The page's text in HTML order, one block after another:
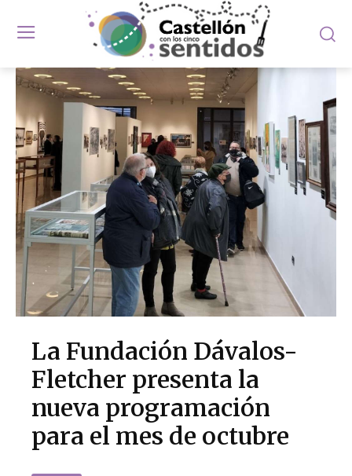
La Fundación Dávalos-
Fletcher presenta la
nueva programación
para el mes de octubre